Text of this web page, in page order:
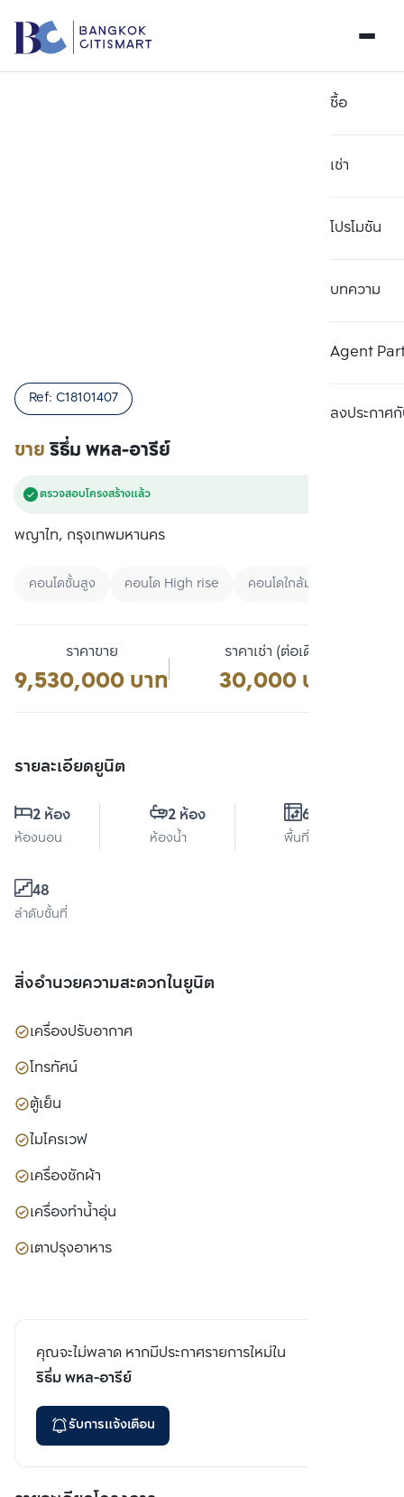
ซื้อ
เช่า
โปรโมชัน
บทความ
Agent
ลงประกาศกั
ขายริธึ่ม พหล-อารีย์
Ref: C18101407
ตรวจสอบโครงสร้างแล้ว
พญาไท, กรุงเทพมหานคร
คอนโดชั้นสูง คอนโด High rise คอนโดใกล้มหาลัย
ราคาขาย
9,530,000 บาท
ราคาเช่า (ต่อเดือน)
30,000 บาท
รายละเอียดยูนิต
2 ห้อง
ห้องนอน
2 ห้อง
ห้องน้ำ
66 ตร.ม.
พื้นที่ใช้สอย
48
ลำดับชั้นที่
สิ่งอำนวยความสะดวกในยูนิต
เครื่องปรับอากาศ
โทรทัศน์
ตู้เย็น
ไมโครเวฟ
เครื่องซักผ้า
เครื่องทำน้ำอุ่น
เตาปรุงอาหาร
คุณจะไม่พลาด หากมีประกาศรายการใหม่ใน
ริธึ่ม พหล-อารีย์
รับการแจ้งเตือน